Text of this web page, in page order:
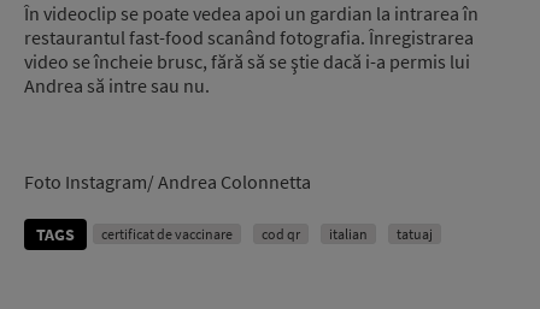
În videoclip se poate vedea apoi un gardian la intrarea în
restaurantul fast-food scanând fotografia. Înregistrarea
video se încheie brusc, fără să se ştie dacă i-a permis lui
Andrea să intre sau nu.
Foto Instagram/ Andrea Colonnetta
TAGS certificat de vaccinare cod qr italian tatuaj